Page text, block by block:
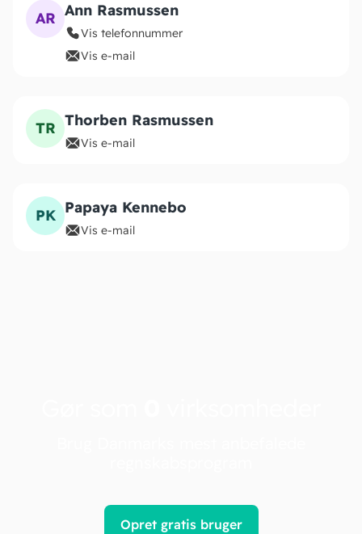
AR Ann Rasmussen
Vis telefonnummer
Vis e-mail
TR Thorben Rasmussen
Vis e-mail
PK Papaya Kennebo
Vis e-mail
Opret gratis bruger